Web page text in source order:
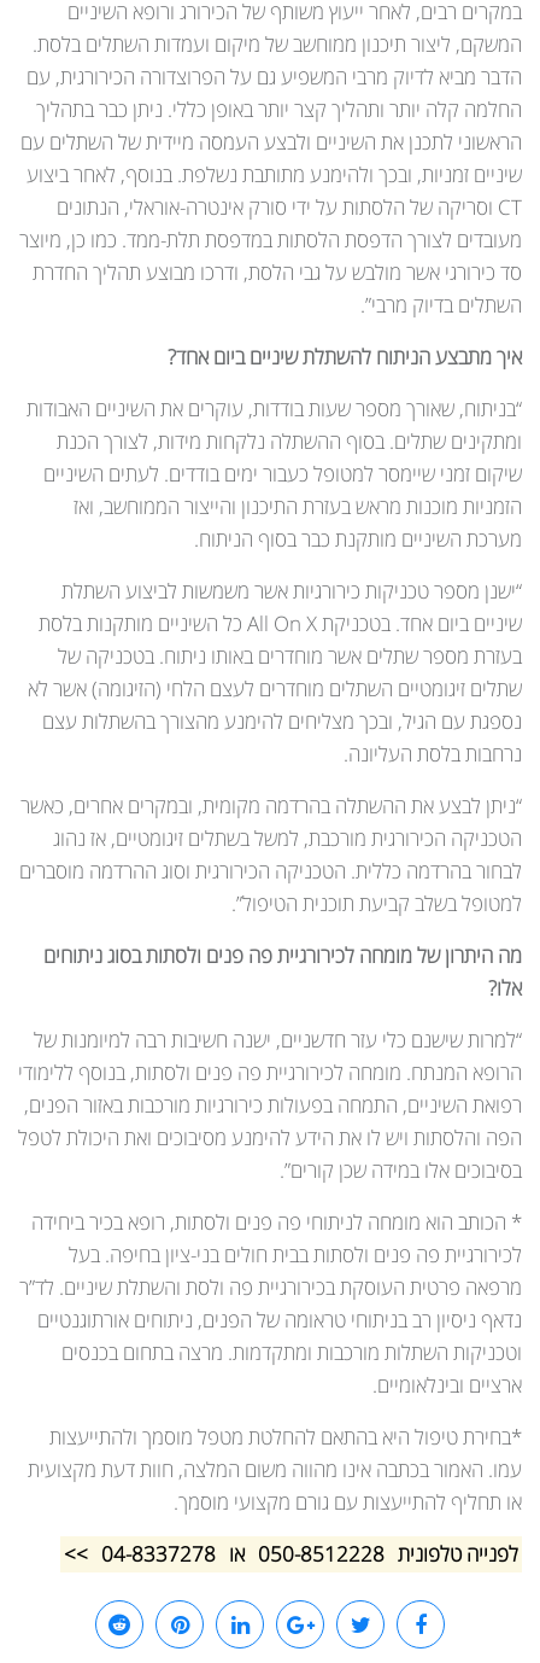
במקרים רבים, לאחר ייעוץ משותף של הכירורג ורופא השיניים
המשקם, ליצור תיכנון ממוחשב של מיקום ועמדות השתלים בלסת.
הדבר מביא לדיוק מרבי המשפיע גם על הפרוצדורה הכירורגית, עם
החלמה קלה יותר ותהליך קצר יותר באופן כללי. ניתן כבר בתהליך
הראשוני לתכנן את השיניים ולבצע העמסה מיידית של השתלים עם
שיניים זמניות, ובכך ולהימנע מתותבת נשלפת. בנוסף, לאחר ביצוע
CT וסריקה של הלסתות על ידי סורק אינטרה-אוראלי, הנתונים
מעובדים לצורך הדפסת הלסתות במדפסת תלת-ממד. כמו כן, מיוצר
סד כירורגי אשר מולבש על גבי הלסת, ודרכו מבוצע תהליך החדרת
השתלים בדיוק מרבי”.
איך מתבצע הניתוח להשתלת שיניים ביום אחד?
“בניתוח, שאורך מספר שעות בודדות, עוקרים את השיניים האבודות
ומתקינים שתלים. בסוף ההשתלה נלקחות מידות, לצורך הכנת
שיקום זמני שיימסר למטופל כעבור ימים בודדים. לעתים השיניים
הזמניות מוכנות מראש בעזרת התיכנון והייצור הממוחשב, ואז
מערכת השיניים מותקנת כבר בסוף הניתוח.
“ישנן מספר טכניקות כירורגיות אשר משמשות לביצוע השתלת
שיניים ביום אחד. בטכניקת All On X כל השיניים מותקנות בלסת
בעזרת מספר שתלים אשר מוחדרים באותו ניתוח. בטכניקה של
שתלים זיגומטיים השתלים מוחדרים לעצם הלחי (הזיגומה) אשר לא
נספגת עם הגיל, ובכך מצליחים להימנע מהצורך בהשתלות עצם
נרחבות בלסת העליונה.
“ניתן לבצע את ההשתלה בהרדמה מקומית, ובמקרים אחרים, כאשר
הטכניקה הכירורגית מורכבת, למשל בשתלים זיגומטיים, אז נהוג
לבחור בהרדמה כללית. הטכניקה הכירורגית וסוג ההרדמה מוסברים
למטופל בשלב קביעת תוכנית הטיפול”.
מה היתרון של מומחה לכירורגיית פה פנים ולסתות בסוג ניתוחים
אלו?
“למרות שישנם כלי עזר חדשניים, ישנה חשיבות רבה למיומנות של
הרופא המנתח. מומחה לכירורגיית פה פנים ולסתות, בנוסף ללימודי
רפואת השיניים, התמחה בפעולות כירורגיות מורכבות באזור הפנים,
הפה והלסתות ויש לו את הידע להימנע מסיבוכים ואת היכולת לטפל
בסיבוכים אלו במידה שכן קורים”.
* הכותב הוא מומחה לניתוחי פה פנים ולסתות, רופא בכיר ביחידה
לכירורגיית פה פנים ולסתות בבית חולים בני-ציון בחיפה. בעל
מרפאה פרטית העוסקת בכירורגיית פה ולסת והשתלת שיניים. לד”ר
נדאף ניסיון רב בניתוחי טראומה של הפנים, ניתוחים אורתוגנטיים
וטכניקות השתלות מורכבות ומתקדמות. מרצה בתחום בכנסים
ארציים ובינלאומיים.
*בחירת טיפול היא בהתאם להחלטת מטפל מוסמך ולהתייעצות
עמו. האמור בכתבה אינו מהווה משום המלצה, חוות דעת מקצועית
או תחליף להתייעצות עם גורם מקצועי מוסמך.
לפנייה טלפונית 050-8512228 או 04-8337278
>>